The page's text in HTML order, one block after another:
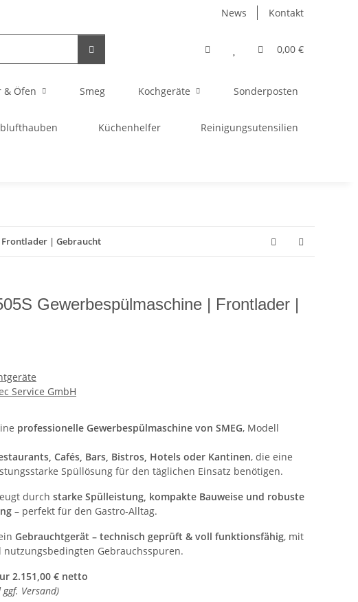
News Kontakt
0,00 €
& Öfen Smeg Kochgeräte Sonderposten
Küchenhelfer Reinigungsutensilien
Frontlader | Gebraucht
Gewerbespülmaschine | Frontlader |
Service GmbH
professionelle Gewerbespülmaschine von SMEG, Modell
Cafés, Bars, Bistros, Hotels oder Kantinen, die eine
Spüllösung für den täglichen Einsatz benötigen.
durch starke Spülleistung, kompakte Bauweise und robuste
– perfekt für den Gastro-Alltag.
Gebrauchtgerät – technisch geprüft & voll funktionsfähig, mit
Gebrauchsspuren.
2.151,00 € netto
Versand)